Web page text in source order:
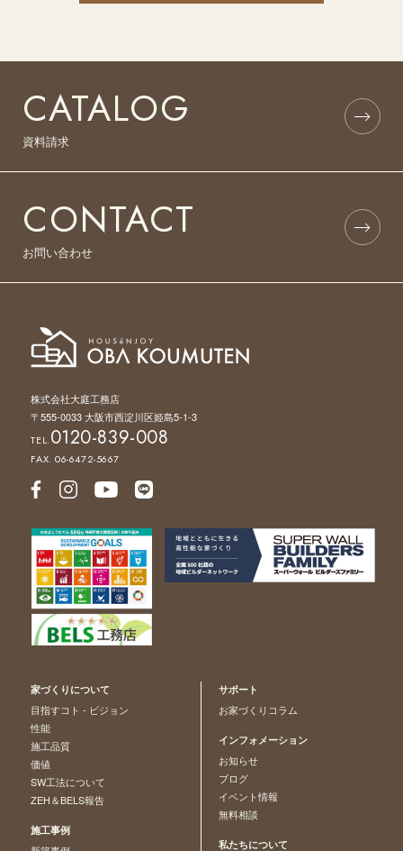
CATALOG
資料請求
CONTACT
お問い合わせ
株式会社大庭工務店
〒555-0033 大阪市西淀川区姫島5-1-3
TEL.0120-839-008
FAX. 06-6472-5667
家づくりについて
目指すコト - ビジョン
性能
施工品質
価値
SW工法について
ZEH＆BELS報告
施工事例
サポート
お家づくりコラム
インフォメーション
お知らせ
ブログ
イベント情報
無料相談
私たちについて